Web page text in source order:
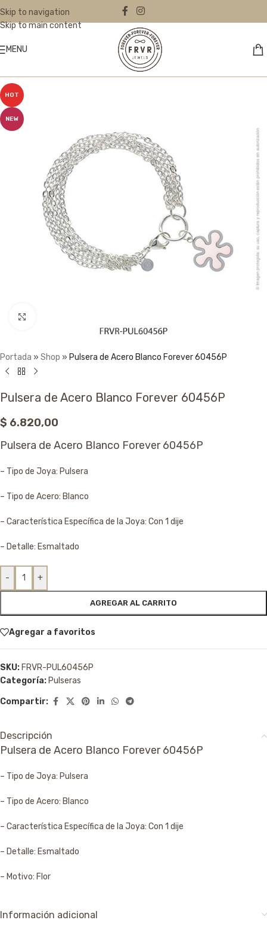
Skip to navigation
Skip to main content
MENU
HOT
NEW
Portada » Shop » Pulsera de Acero Blanco Forever 60456P
Pulsera de Acero Blanco Forever 60456P
$ 6.820,00
Pulsera de Acero Blanco Forever 60456P
– Tipo de Joya: Pulsera
– Tipo de Acero: Blanco
– Característica Específica de la Joya: Con 1 dije
– Detalle: Esmaltado
- +
AGREGAR AL CARRITO
Agregar a favoritos
SKU: FRVR-PUL60456P
Categoría: Pulseras
Compartir:
Descripción
Pulsera de Acero Blanco Forever 60456P
– Tipo de Joya: Pulsera
– Tipo de Acero: Blanco
– Característica Específica de la Joya: Con 1 dije
– Detalle: Esmaltado
– Motivo: Flor
Información adicional